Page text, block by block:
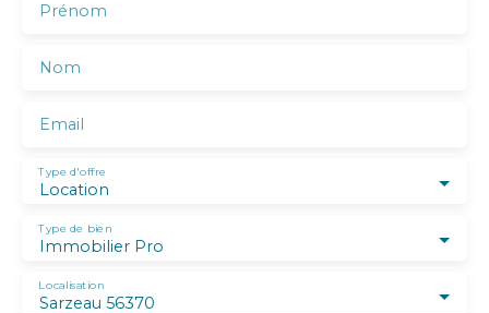
Prénom
Nom
Email
Location
Type d'offre
Immobilier Pro
Type de bien
Sarzeau 56370
Localisation